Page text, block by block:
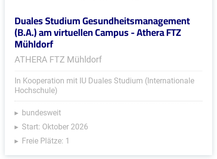
Duales Studium Gesundheitsmanagement
(B.A.) am virtuellen Campus - Athera FTZ
Mühldorf
ATHERA FTZ Mühldorf
In Kooperation mit IU Duales Studium (Internationale
Hochschule)
bundesweit
Start: Oktober 2026
Freie Plätze: 1